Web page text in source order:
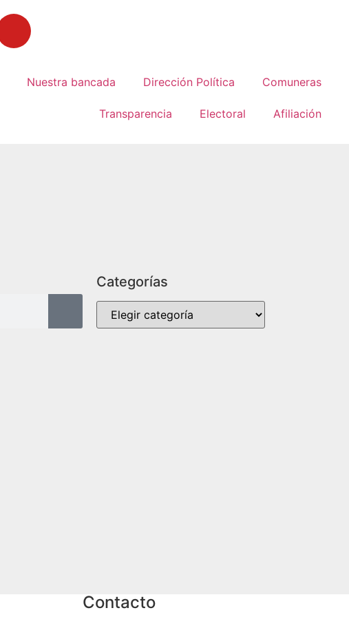
Nuestra bancada Dirección Política Comuneras
Transparencia Electoral Afiliación
Categorías
Contacto